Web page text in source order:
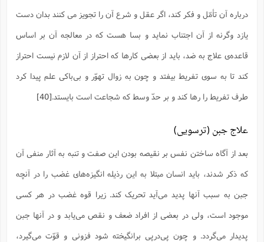
درباره آن تأمّل و فکر کند، اگر عقل و شرع آن را تجویز مى کنند بدان دست
یازد وگرنه از آن اجتناب نماید و بسا هست که در معالجه آن بر اساس
قاعده‌ی علاج به ضد، باید از بعضى کارها که احتراز از آن لازم نیست احتراز
کند تا به سوى تفریط بیفتد و چون به زوال تهوّر و بى‌باکى علم پیدا کرد
طرف تفریط را رها کند و بر حدّ وسط که شجاعت است بایستد.[40]
علاج جبن‌ (ترسویی)
بعد از آگاه ساختن نفس بر نقیصه بودن این صفت و تنبه به آثار منفی آن
که ذکر شدند، باید انسان مبتلا به این رذیله انگیزه‌هاى غضب را در آنچه
جبن به سبب آنها پدید مى‌آید تحریک کند. زیرا قوه غضب در هر کسى
موجود است، ولى در بعضى از افراد ضعف و نقص مى‌یابد و در آنها جبن
پدیدار مى‌گردد. و چون پى‌درپى برانگیخته شود فزونى و قوّت می‌گیرد،